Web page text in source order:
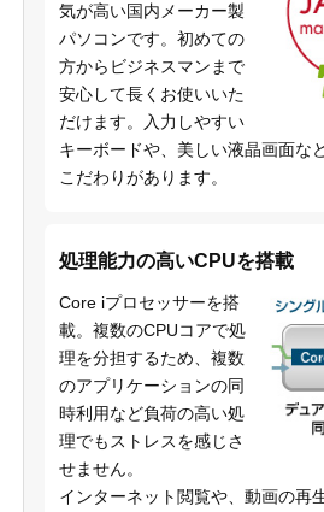
気が高い国内メーカー製
パソコンです。初めての
方からビジネスマンまで
安心して長くお使いいた
だけます。入力しやすい
キーボードや、美しい液晶画面な
こだわりがあります。
処理能力の高いCPUを搭載
Core iプロセッサーを搭
載。複数のCPUコアで処
理を分担するため、複数
のアプリケーションの同
時利用など負荷の高い処
理でもストレスを感じさ
せません。
インターネット閲覧や、動画の再